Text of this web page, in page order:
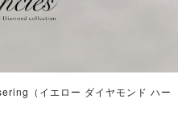
（イエロー ダイヤモンド ハー